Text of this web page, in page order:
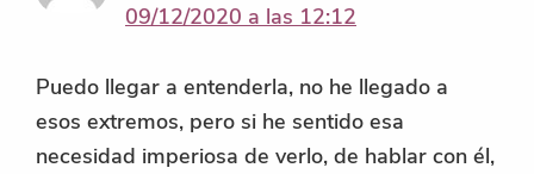
09/12/2020 a las 12:12
Puedo llegar a entenderla, no he llegado a
esos extremos, pero si he sentido esa
necesidad imperiosa de verlo, de hablar con él,